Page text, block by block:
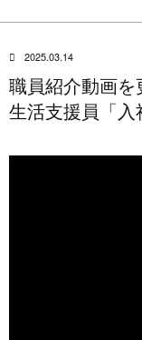
2025.03.14
職員紹介動画
生活支援員「入